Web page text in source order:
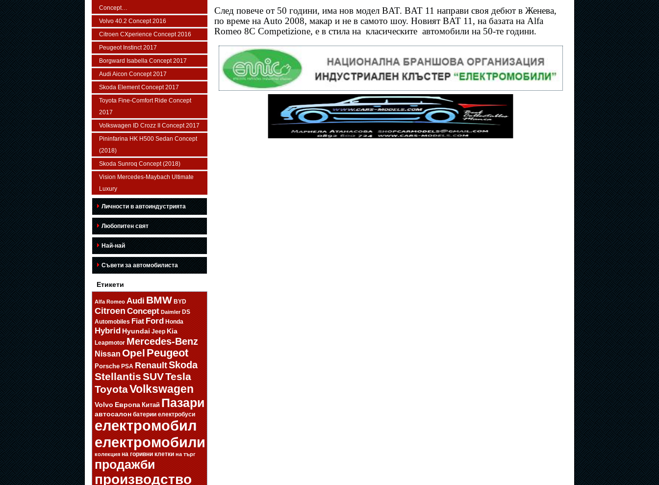
Concept…
Volvo 40.2 Concept 2016
Citroen CXperience Concept 2016
Peugeot Instinct 2017
Borgward Isabella Concept 2017
Audi Aicon Concept 2017
Skoda Element Concept 2017
Toyota Fine-Comfort Ride Concept
2017
Volkswagen ID Crozz II Concept 2017
Pininfarina HK H500 Sedan Concept
(2018)
Skoda Sunroq Concept (2018)
Vision Mercedes-Maybach Ultimate
Luxury
Личности в автоиндустрията
Любопитен свят
Най-най
Съвети за автомобилиста
Етикети
Alfa Romeo Audi BMW BYD
Citroen Concept Daimler DS
Automobiles Fiat Ford Honda
HybridHyundai Jeep Kia
Leapmotor Mercedes-Benz
Nissan Opel Peugeot
Porsche PSA RenaultSkoda
StellantisSUVTesla
ToyotaVolkswagen
Volvo Европа Китай Пазари
автосалон батерии електробуси
електромобил
електромобили
колекция на горивни клетки на търг
продажби
производство
След повече от 50 години, има нов модел BAT. BAT 11 направи своя дебют в Женева,
по време на Auto 2008, макар и не в самото шоу. Новият BAT 11, на базата на Alfa
Romeo 8C Competizione, е в стила на класическите автомобили на 50-те години.